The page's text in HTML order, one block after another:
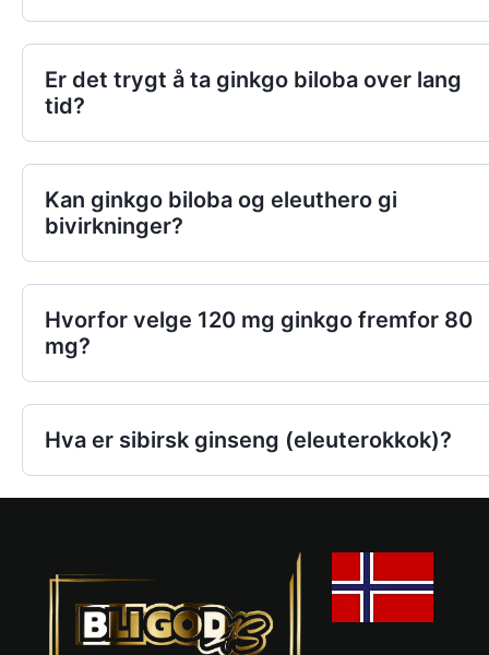
Er det trygt å ta ginkgo biloba over lang
tid?
Kan ginkgo biloba og eleuthero gi
bivirkninger?
Hvorfor velge 120 mg ginkgo fremfor 80
mg?
Hva er sibirsk ginseng (eleuterokkok)?